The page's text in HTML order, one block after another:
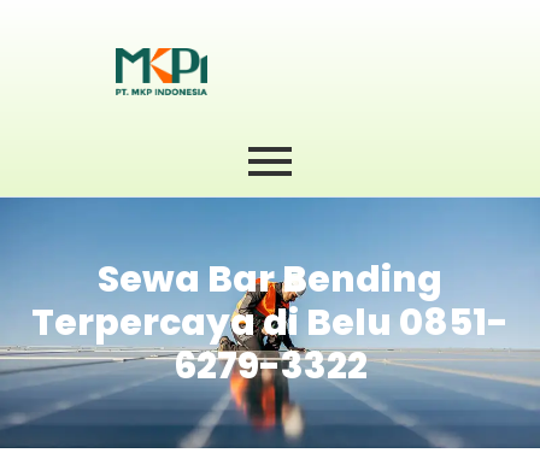
Sewa Bar Bending
Terpercaya di Belu 0851-
6279-3322